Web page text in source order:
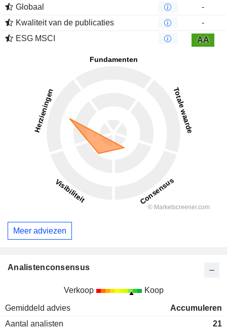
Globaal
-
Kwaliteit van de publicaties
-
ESG MSCI
AA
Meer adviezen
Analistenconsensus
Verkoop Koop
Gemiddeld advies
Accumuleren
Aantal analisten
21